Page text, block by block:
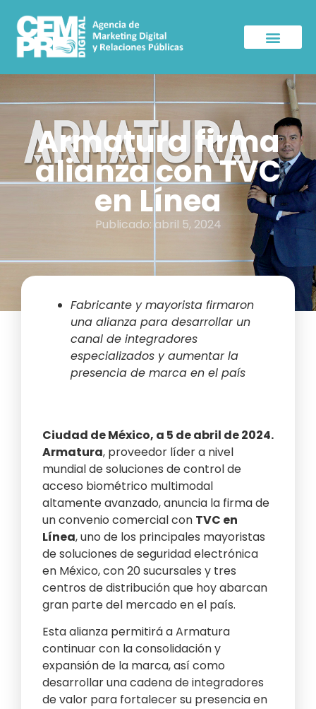
Armatura firma
alianza con TVC
en Línea
Publicado: abril 5, 2024
Fabricante y mayorista firmaron
una alianza para desarrollar un
canal de integradores
especializados y aumentar la
presencia de marca en el país
Ciudad de México, a 5 de abril de 2024.
Armatura, proveedor líder a nivel
mundial de soluciones de control de
acceso biométrico multimodal
altamente avanzado, anuncia la firma de
un convenio comercial con TVC en
Línea, uno de los principales mayoristas
de soluciones de seguridad electrónica
en México, con 20 sucursales y tres
centros de distribución que hoy abarcan
gran parte del mercado en el país.
Esta alianza permitirá a Armatura
continuar con la consolidación y
expansión de la marca, así como
desarrollar una cadena de integradores
de valor para fortalecer su presencia en